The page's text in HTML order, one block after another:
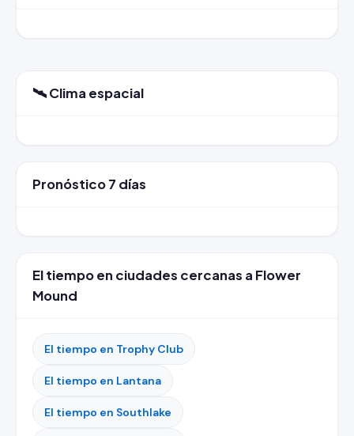
🛰️ Clima espacial
Pronóstico 7 días
El tiempo en ciudades cercanas a Flower
Mound
El tiempo en Trophy Club
El tiempo en Lantana
El tiempo en Southlake